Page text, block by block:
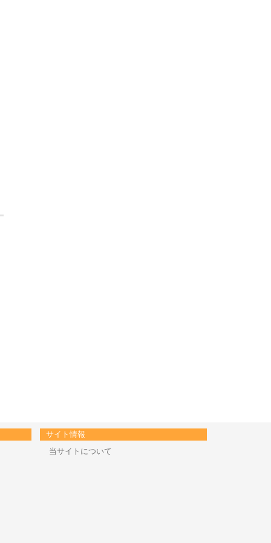
サイト情報
当サイトについて